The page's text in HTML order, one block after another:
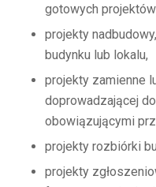
gotowych
projekty
budynku lub lokalu,
projekty zamienne
doprowadzającej
obowiązującymi
projekty rozbiórki
projekty